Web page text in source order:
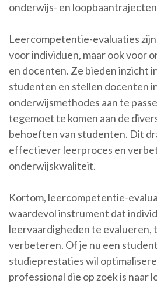
onderwijs- en
Leercompetentie-evaluaties
voor individuen, maar ook voor
en docenten. Ze bieden inzicht
studenten en stellen docenten
onderwijsmethodes aan te
tegemoet te komen aan de
behoeften van studenten. Dit
effectiever leerproces en
onderwijskwaliteit.
Kortom, leercompetentie-
waardevol instrument dat
leervaardigheden te evalueren,
verbeteren. Of je nu een
studieprestaties wil
professional die op zoek is naar